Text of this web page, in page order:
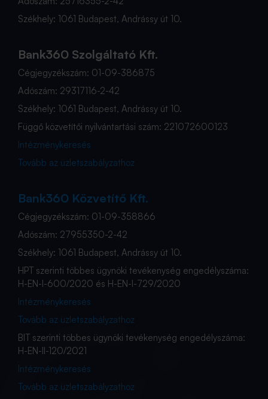
Székhely: 1061 Budapest, Andrássy út 10.
Bank360 Szolgáltató Kft.
Cégjegyzékszám: 01-09-386875
Adószám: 29317116-2-42
Székhely: 1061 Budapest, Andrássy út 10.
Függő közvetítői nyilvántartási szám: 221072600123
Intézménykeresés
Tovább az üzletszabályzathoz
Bank360 Közvetítő Kft.
Cégjegyzékszám: 01-09-358866
Adószám: 27955350-2-42
Székhely: 1061 Budapest, Andrássy út 10.
HPT szerinti többes ügynöki tevékenység engedélyszáma:
H-EN-I-600/2020 és H-EN-I-729/2020
Intézménykeresés
Tovább az üzletszabályzathoz
BIT szerinti többes ügynöki tevékenység engedélyszáma:
H-EN-II-120/2021
Intézménykeresés
Tovább az üzletszabályzathoz